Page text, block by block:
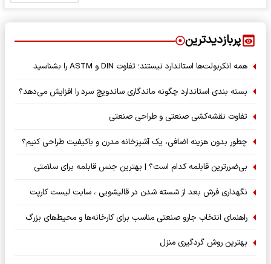
پربازدیدترین
همه انکربولت‌ها استاندارد نیستند؛ تفاوت DIN و ASTM را بشناسید
بسته‌ بندی استاندارد چگونه ماندگاری ساندویچ سرد را افزایش می‌دهد؟
تفاوت نقشه‌کشی صنعتی و طراحی صنعتی
چطور بدون هزینه اضافی، یک آشپزخانه مدرن و باکیفیت طراحی کنیم؟
بی‌ضررترین قابلمه کدام است؟ | بهترین جنس قابلمه برای سلامتی
نگهداری فرش بعد از شسته شدن در قالیشویی ، سایت لیست کارپت
راهنمای انتخاب جارو صنعتی مناسب برای کارخانه‌ها و محیط‌های بزرگ
بهترین روش گردگیری منزل